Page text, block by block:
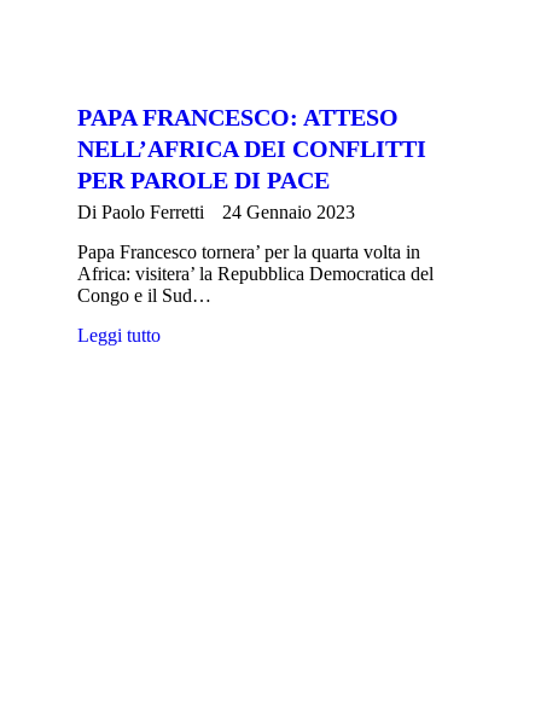
PAPA FRANCESCO: ATTESO
NELL’AFRICA DEI CONFLITTI
PER PAROLE DI PACE
Di Paolo Ferretti
24 Gennaio 2023
Papa Francesco tornera’ per la quarta volta in
Africa: visitera’ la Repubblica Democratica del
Congo e il Sud…
Leggi tutto